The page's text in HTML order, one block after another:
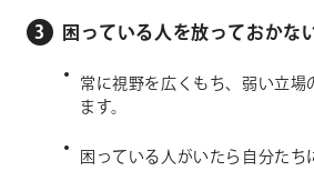
3 困っている人を放っておかな
常に視野を広くもち、弱い立場
ます。
困っている人がいたら自分たち